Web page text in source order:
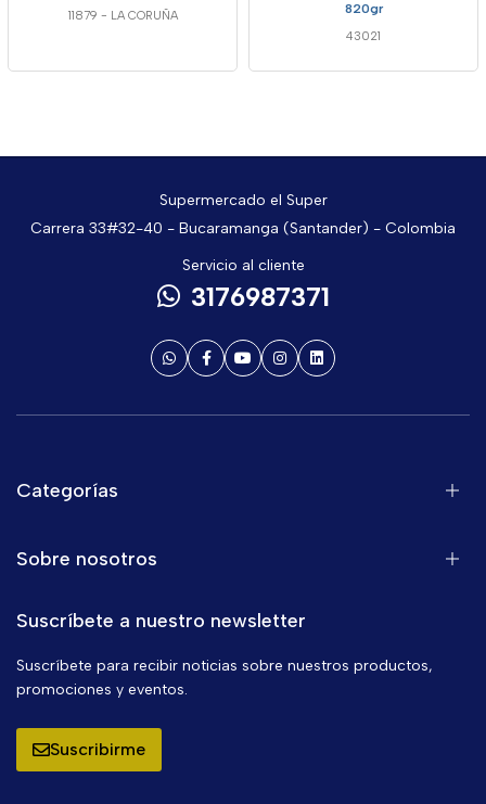
11879 - LA CORUÑA 820gr
43021
Supermercado el Super
Carrera 33#32-40 - Bucaramanga (Santander) - Colombia
Servicio al cliente
3176987371
Categorías
Sobre nosotros
Suscríbete a nuestro newsletter
Suscríbete para recibir noticias sobre nuestros productos,
promociones y eventos.
Suscribirme